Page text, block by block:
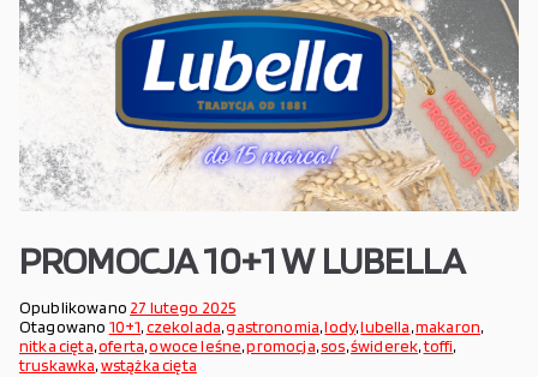
PROMOCJA 10+1 W LUBELLA
Opublikowano 27 lutego 2025
Otagowano 10+1,czekolada,gastronomia,lody,lubella,makaron,
nitka cięta,oferta,owoce leśne,promocja,sos,świderek,toffi,
truskawka,wstążka cięta